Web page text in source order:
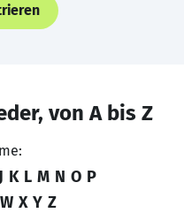
von A bis Z
J K L M N O P
W X Y Z